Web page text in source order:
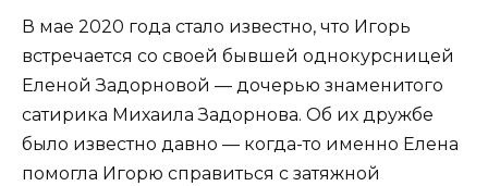
В мае 2020 года стало известно, что Игорь
встречается со своей бывшей однокурсницей
Еленой Задорновой — дочерью знаменитого
сатирика Михаила Задорнова. Об их дружбе
было известно давно — когда-то именно Елена
помогла Игорю справиться с затяжной